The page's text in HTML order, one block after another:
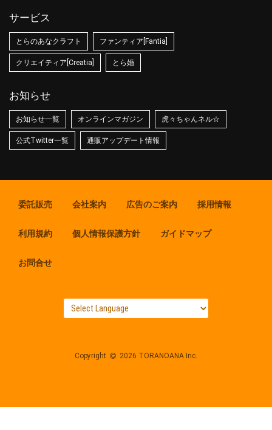
サービス
とらのあなクラフト ファンティア[Fantia]
クリエイティア[Creatia] とら婚
お知らせ
お知らせ一覧 オンラインマガジン 虎々ちゃんネル☆
公式Twitter一覧 通販アップデート情報
委託販売 会社案内 広告のご案内 採用情報
利用規約 個人情報保護方針 ガイドマップ
お問合せ
Copyright 2026 TORANOANA Inc.